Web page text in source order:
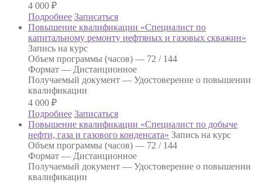
4 000 ₽
Подробнее Записаться
Повышение квалификации «Специалист по
капитальному ремонту нефтяных и газовых скважин»
Запись на курс
Объем программы (часов) — 72 / 144
Формат — Дистанционное
Получаемый документ — Удостоверение о повышении
квалификации
4 000 ₽
Подробнее Записаться
Повышение квалификации «Специалист по добыче
нефти, газа и газового конденсата» Запись на курс
Объем программы (часов) — 72 / 144
Формат — Дистанционное
Получаемый документ — Удостоверение о повышении
квалификации